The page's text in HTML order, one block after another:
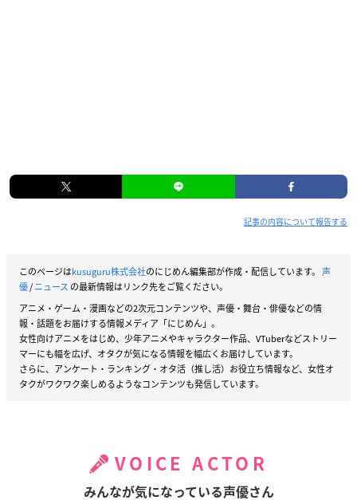
記事の内容について報告する
このページはkusuguru株式会社のにじめん編集部が作成・配信しています。 声
優/ニュース の最新情報はリンク先をご覧ください。
アニメ・ゲーム・漫画などの2次元コンテンツや、声優・舞台・俳優などの情
報・話題をお届けする情報メディア「にじめん」。
女性向けアニメをはじめ、少年アニメやキャラクター作品、VTuberなどストリー
マーにも幅を広げ、オタクが気になる情報を幅広くお届けしています。
さらに、アンケート・ランキング・オタ活（推し活）お役立ち情報など、女性オ
タクがワクワク楽しめるようなコンテンツも発信しています。
VOICE ACTOR
みんなが気になっている声優さん